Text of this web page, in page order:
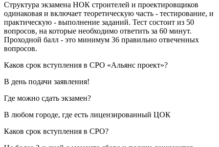
Структура экзамена НОК строителей и проектировщиков
одинаковая и включает теоретическую часть - тестирование, и
практическую - выполнение заданий. Тест состоит из 50
вопросов, на которые необходимо ответить за 60 минут.
Проходной балл - это минимум 36 правильно отвеченных
вопросов.
Каков срок вступления в СРО «Альянс проект»?
В день подачи заявления!
Где можно сдать экзамен?
В любом городе, где есть лицензированный ЦОК
Каков срок вступления в СРО?